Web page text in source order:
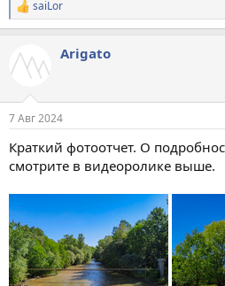
Р
е
к
ц
saiLor
Arigato
7 Авг 2024
Краткий фотоотчет. О
смотрите в видеоролике выше.